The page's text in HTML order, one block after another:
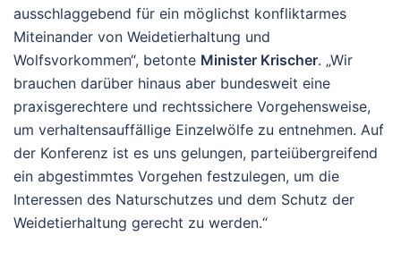
ausschlaggebend für ein möglichst konfliktarmes
Miteinander von Weidetierhaltung und
Wolfsvorkommen“, betonte Minister Krischer. „Wir
brauchen darüber hinaus aber bundesweit eine
praxisgerechtere und rechtssichere Vorgehensweise,
um verhaltensauffällige Einzelwölfe zu entnehmen. Auf
der Konferenz ist es uns gelungen, parteiübergreifend
ein abgestimmtes Vorgehen festzulegen, um die
Interessen des Naturschutzes und dem Schutz der
Weidetierhaltung gerecht zu werden.“